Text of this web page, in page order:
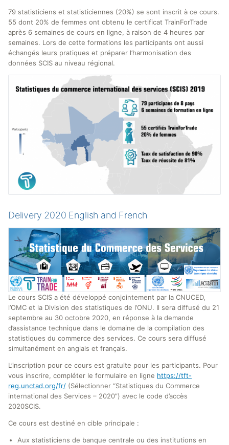
79 statisticiens et statisticiennes (20%) se sont inscrit à ce cours.
55 dont 20% de femmes ont obtenu le certificat TrainForTrade
après 6 semaines de cours en ligne, à raison de 4 heures par
semaines. Lors de cette formations les participants ont aussi
échangés leurs pratiques et préparer l’harmonisation des
données SCIS au niveau régional.
Delivery 2020 English and French
Le cours SCIS a été développé conjointement par la CNUCED,
l’OMC et la Division des statistiques de l’ONU. Il sera diffusé du 21
septembre au 30 octobre 2020, en réponse à la demande
d’assistance technique dans le domaine de la compilation des
statistiques du commerce des services. Ce cours sera diffusé
simultanément en anglais et français.
L’inscription pour ce cours est gratuite pour les participants. Pour
vous inscrire, compléter le formulaire en ligne https://tft-
reg.unctad.org/fr/ (Sélectionner “Statistiques du Commerce
international des Services – 2020”) avec le code d’accès
2020SCIS.
Ce cours est destiné en cible principale :
Aux statisticiens de banque centrale ou des institutions en